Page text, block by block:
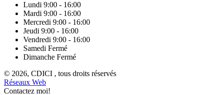
Lundi 9:00 - 16:00
Mardi 9:00 - 16:00
Mercredi 9:00 - 16:00
Jeudi 9:00 - 16:00
Vendredi 9:00 - 16:00
Samedi Fermé
Dimanche Fermé
© 2026, CDICI , tous droits réservés
Réseaux Web
Contactez moi!